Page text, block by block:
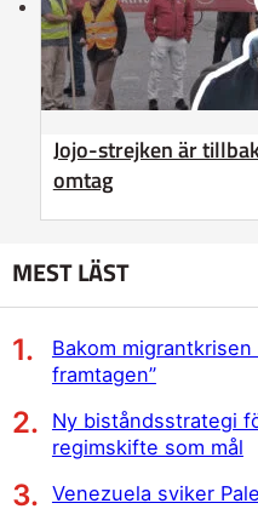
Jojo-strejken är
omtag
MEST LÄST
Bakom
framtagen”
Ny biståndsstrategi
regimskifte som mål
Venezuela sviker